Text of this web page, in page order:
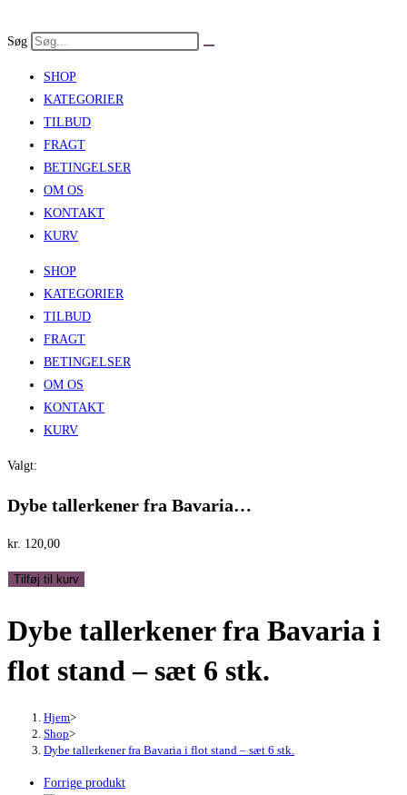
to
Søg
SHOP
KATEGORIER
TILBUD
FRAGT
BETINGELSER
OM OS
KONTAKT
KURV
SHOP
KATEGORIER
TILBUD
FRAGT
BETINGELSER
OM OS
KONTAKT
KURV
Valgt:
Dybe tallerkener fra Bavaria…
kr. 120,00
Dybe
fra
Bavaria
i
Tilføj til kurv
Dybe tallerkener fra Bavaria i
flot stand – sæt 6 stk.
Hjem>
Shop>
Dybe tallerkener fra Bavaria i flot stand – sæt 6 stk.
Forrige produkt